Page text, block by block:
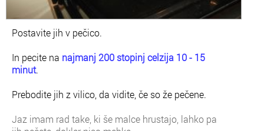
Postavite jih v pečico.
In pecite na najmanj 200 stopinj celzija 10 - 15
minut.
Prebodite jih z vilico, da vidite, če so že pečene.
Jaz imam rad take, ki še malce hrustajo, lahko pa